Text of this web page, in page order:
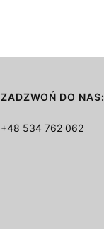
ZADZWOŃ DO NAS:
+48 534 762 062